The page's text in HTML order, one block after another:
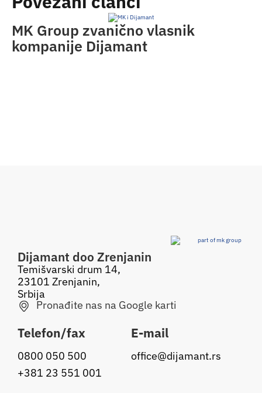
MK Group zvanično vlasnik
kompanije Dijamant
Dijamant doo Zrenjanin
Temišvarski drum 14,
23101 Zrenjanin,
Srbija
Pronađite nas na Google karti
Telefon/fax
0800 050 500
+381 23 551 001
E-mail
office@dijamant.rs